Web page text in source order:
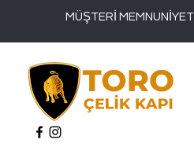
MÜŞTERİ MEMNUNİYETİ